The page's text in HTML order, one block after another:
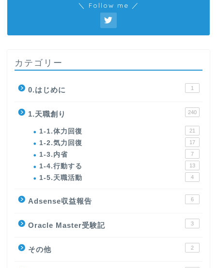
＼ Follow me ／
カテゴリー
0.はじめに 1
1.天職創り 240
1-1.体力回復 21
1-2.気力回復 17
1-3.内省 7
1-4.行動する 13
1-5.天職活動 4
Adsense収益報告 6
Oracle Master受験記 3
その他 2